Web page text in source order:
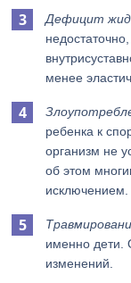
Дефицит
менее
ребенка к
организм не
об этом
исключением.
именно дети.
изменений.